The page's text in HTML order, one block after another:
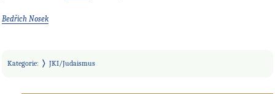
Bedřich Nosek
Kategorie: JKI/Judaismus